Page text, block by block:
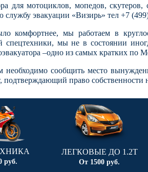
для мотоциклов, мопедов,
службу эвакуации «Визирь» тел +7
комфортнее, мы работаем в
спецтехники, мы не в состоянии
–одно из самых кратких по
необходимо сообщить место
подтверждающий право собственности
руб.
ЛЕГКОВЫЕ ДО 1.2Т
От 1500 руб.